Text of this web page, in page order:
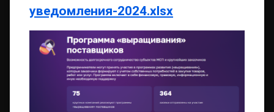
уведомления-2024.xlsx